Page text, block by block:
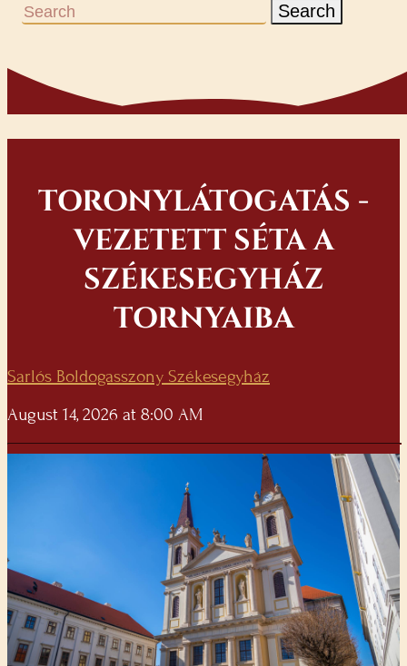
Search
TORONYLÁTOGATÁS -
VEZETETT SÉTA A
SZÉKESEGYHÁZ
TORNYAIBA
Sarlós Boldogasszony Székesegyház
August 14, 2026 at 8:00 AM